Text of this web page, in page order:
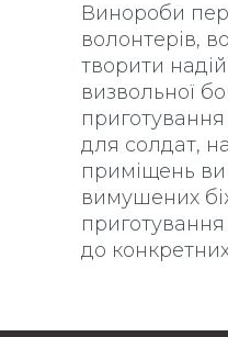
Винороби
волонтерів,
творити
визвольної
приготування
для солдат,
приміщень
вимушених
до